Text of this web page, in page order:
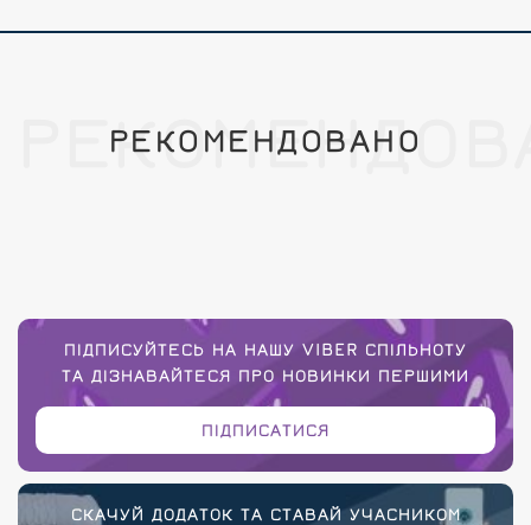
РЕКОМЕНДОВАНО
ПІДПИСУЙТЕСЬ НА НАШУ VIBER СПІЛЬНОТУ
ТА ДІЗНАВАЙТЕСЯ ПРО НОВИНКИ ПЕРШИМИ
ПІДПИСАТИСЯ
СКАЧУЙ ДОДАТОК ТА СТАВАЙ УЧАСНИКОМ